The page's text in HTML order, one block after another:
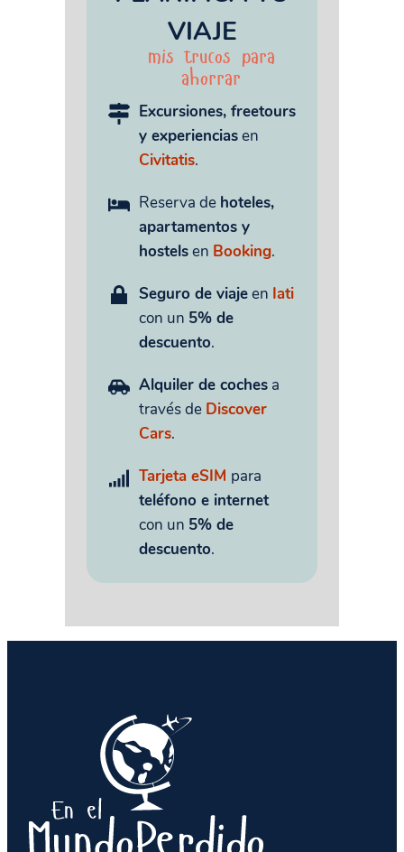
VIAJE
mis trucos para
ahorrar
Excursiones, freetours
y experienciasen
Civitatis.
Reserva de hoteles,
apartamentos y
hostelsen Booking.
Seguro de viajeen Iati
con un 5% de
descuento.
Alquiler de coches a
través de Discover
Cars.
Tarjeta eSIM para
teléfono e internet
con un 5% de
descuento.